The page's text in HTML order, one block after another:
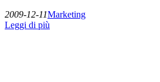
2009-12-11Marketing
Leggi di più